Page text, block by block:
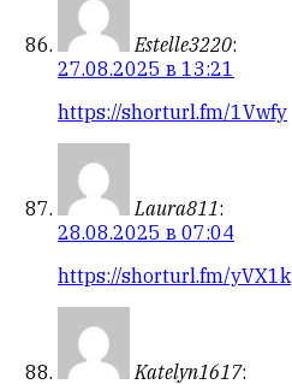
Estelle3220:
27.08.2025 в 13:21
https://shorturl.fm/1Vwfy
Laura811:
28.08.2025 в 07:04
https://shorturl.fm/yVX1k
Katelyn1617: